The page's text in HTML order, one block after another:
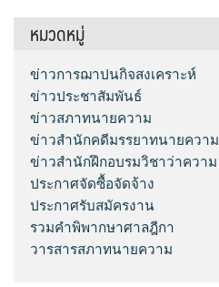
หมวดหมู่
ข่าวการฌาปนกิจสงเคราะห์
ข่าวประชาสัมพันธ์
ข่าวสภาทนายความ
ข่าวสำนักคดีมรรยาทนายความ
ข่าวสำนักฝึกอบรมวิชาว่าความ
ประกาศจัดซื้อจัดจ้าง
ประกาศรับสมัครงาน
รวมคำพิพากษาศาลฎีกา
วารสารสภาทนายความ